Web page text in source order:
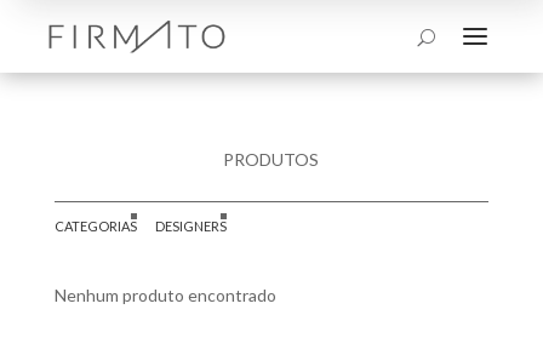
U a
PRODUTOS
CATEGORIAS DESIGNERS
Nenhum produto encontrado